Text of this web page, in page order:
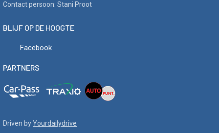
Contact persoon: Stani Proot
BLIJF OP DE HOOGTE
Facebook
PARTNERS
Driven byYourdailydrive